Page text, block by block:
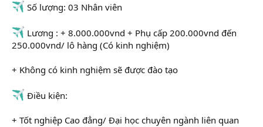
Số lượng: 03 Nhân viên
Lương : + 8.000.000vnd + Phụ cấp 200.000vnd đến
250.000vnd/ lô hàng (Có kinh nghiệm)
+ Không có kinh nghiệm sẽ được đào tạo
Điều kiện:
+ Tốt nghiệp Cao đẳng/ Đại học chuyên ngành liên quan